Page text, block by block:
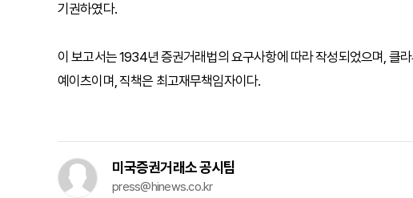
기권하였다.
이 보고서는 1934년 증권거래법의 요구사항에 따라 작성되었으며, 클
예이츠이며, 직책은 최고재무책임자이다.
미국증권거래소 공시팀
press@hinews.co.kr